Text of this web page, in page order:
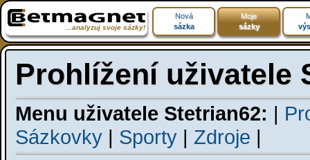
...analyzuj svoje sázky!
Nová
sázka
Moje
sázky
Prohlížení uživatele
Menu uživatele Stetrian62: |
Sázkovky | Sporty | Zdroje |